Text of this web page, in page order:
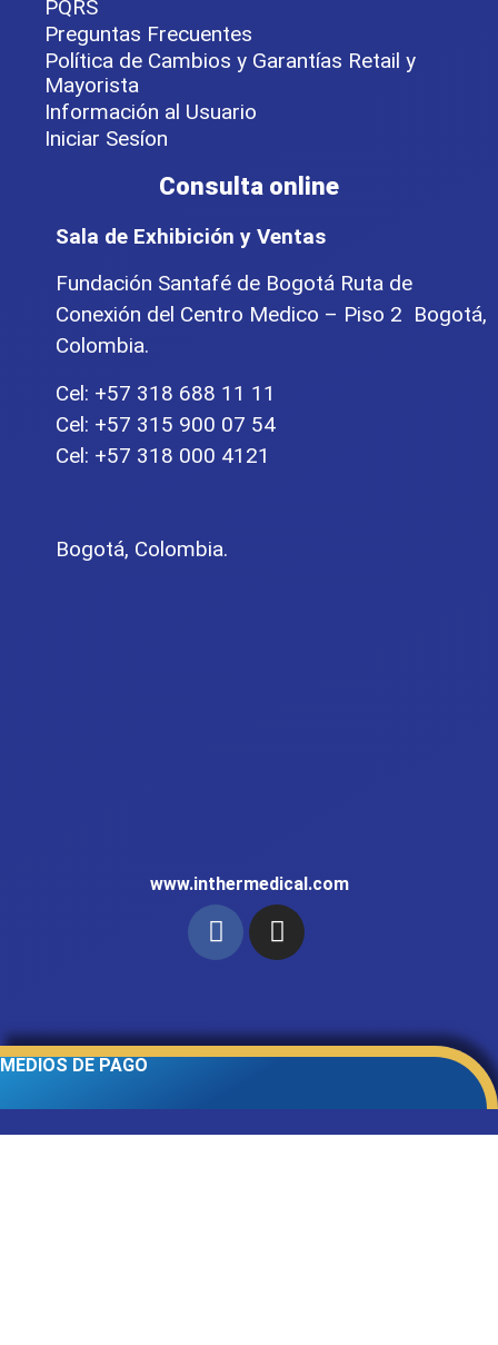
PQRS
Preguntas Frecuentes
Política de Cambios y Garantías Retail y
Mayorista
Información al Usuario
Iniciar Sesíon
Consulta online
Sala de Exhibición y Ventas
Fundación Santafé de Bogotá Ruta de
Conexión del Centro Medico – Piso 2 Bogotá,
Colombia.
Cel: +57 318 688 11 11
Cel: +57 315 900 07 54
Cel: +57 318 000 4121
Bogotá, Colombia.
MEDIOS DE PAGO
www.inthermedical.com